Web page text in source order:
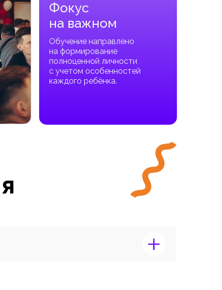
Фокус
на важном
Обучение направлено
на формирование
полноценной личности
с учетом особенностей
каждого ребёнка.
+